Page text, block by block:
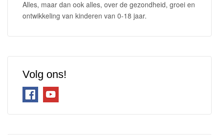
Alles, maar dan ook alles, over de gezondheid, groei en
ontwikkeling van kinderen van 0-18 jaar.
Volg ons!